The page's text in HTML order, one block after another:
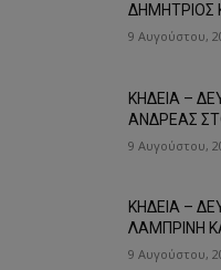
ΔΗΜΗΤΡΙΟΣ
9 Αυγούστου,
ΚΗΔΕΙΑ –
ΑΝΔΡΕΑΣ
9 Αυγούστου,
ΚΗΔΕΙΑ –
ΛΑΜΠΡΙΝΗ
9 Αυγούστου,